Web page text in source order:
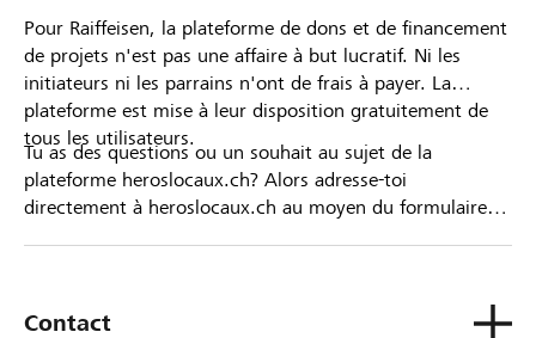
Pour Raiffeisen, la plateforme de dons et de financement
de projets n'est pas une affaire à but lucratif. Ni les
initiateurs ni les parrains n'ont de frais à payer. La
plateforme est mise à leur disposition gratuitement de
tous les utilisateurs.
Tu as des questions ou un souhait au sujet de la
plateforme heroslocaux.ch? Alors adresse-toi
directement à heroslocaux.ch au moyen du formulaire
Contact